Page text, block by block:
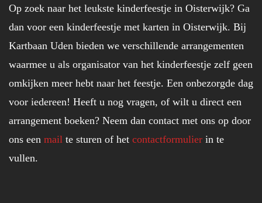
Op zoek naar het leukste kinderfeestje in Oisterwijk? Ga
dan voor een kinderfeestje met karten in Oisterwijk. Bij
Kartbaan Uden bieden we verschillende arrangementen
waarmee u als organisator van het kinderfeestje zelf geen
omkijken meer hebt naar het feestje. Een onbezorgde dag
voor iedereen! Heeft u nog vragen, of wilt u direct een
arrangement boeken? Neem dan contact met ons op door
ons een mail te sturen of het contactformulier in te
vullen.